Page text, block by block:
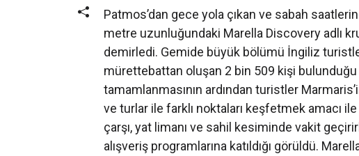
Patmos’dan gece yola çıkan ve sabah
metre uzunluğundaki Marella Discovery adlı
demirledi. Gemide büyük bölümü İngiliz
mürettebattan oluşan 2 bin 509 kişi
tamamlanmasının ardından turistler
ve turlar ile farklı noktaları keşfetmek amacı
çarşı, yat limanı ve sahil kesiminde vakit
alışveriş programlarına katıldığı görüldü.